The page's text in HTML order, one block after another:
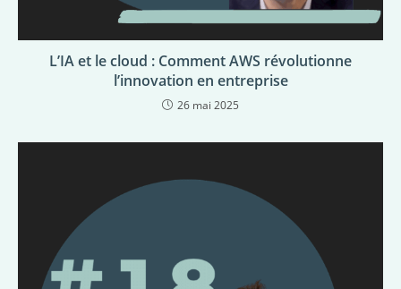
L’IA et le cloud : Comment AWS révolutionne
l’innovation en entreprise
26 mai 2025